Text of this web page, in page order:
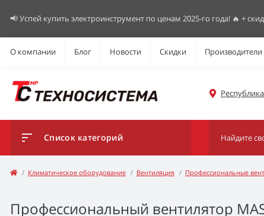
📢 Успей купить электроинструмент по ценам 2025-го года! 🔥 +
О компании Блог Новости Скидки Производители
Список категорий
Климатическое оборудование Вентиляция Профессиональные
Профессиональный вентилятор